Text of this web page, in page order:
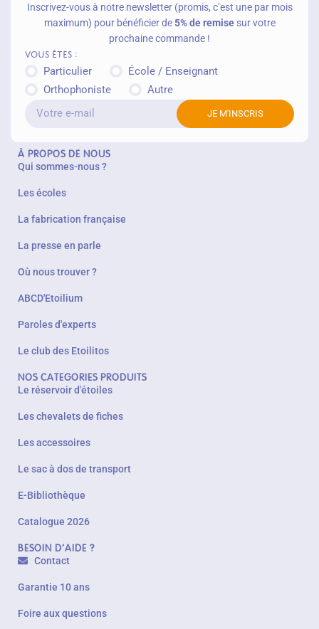
À PROPOS DE NOUS
Qui sommes-nous ?
Les écoles
La fabrication française
La presse en parle
Où nous trouver ?
ABCD'Etoilium
Paroles d'experts
Le club des Etoilitos
NOS CATEGORIES PRODUITS
Le réservoir d'étoiles
Les chevalets de fiches
Les accessoires
Le sac à dos de transport
E-Bibliothèque
Catalogue 2026
BESOIN D'AIDE ?
Contact
Garantie 10 ans
Foire aux questions
Inscrivez-vous à notre newsletter (promis, c’est une par mois
maximum) pour bénéficier de5% de remisesur votre
prochaine commande !
Vous êtes :
Particulier
École / Enseignant
Orthophoniste
Autre
JE M'INSCRIS